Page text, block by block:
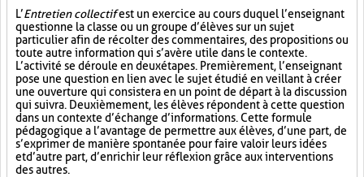
L’Entretien collectifest un exercice au cours duquel l’enseignant
questionne la classe ou un groupe d’élèves sur un sujet
particulier afin de récolter des commentaires, des propositions ou
toute autre information qui s’avère utile dans le contexte.
L’activité se déroule en deux étapes. Premièrement, l’enseignant
pose une question en lien avec le sujet étudié en veillant à créer
une ouverture qui consistera en un point de départ à la discussion
qui suivra. Deuxièmement, les élèves répondent à cette question
dans un contexte d’échange d’informations. Cette formule
pédagogique a l’avantage de permettre aux élèves, d’une part, de
s’exprimer de manière spontanée pour faire valoir leurs idées
et d’autre part, d’enrichir leur réflexion grâce aux interventions
des autres.